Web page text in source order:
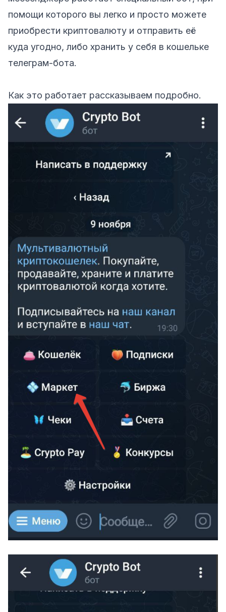
помощи которого вы легко и просто можете
приобрести криптовалюту и отправить её
куда угодно, либо хранить у себя в кошельке
телеграм-бота.
Как это работает рассказываем подробно.